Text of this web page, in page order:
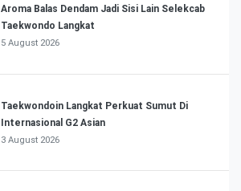
Aroma Balas Dendam Jadi Sisi Lain Selekcab
Taekwondo Langkat
5 August 2026
Taekwondoin Langkat Perkuat Sumut Di
Internasional G2 Asian
3 August 2026